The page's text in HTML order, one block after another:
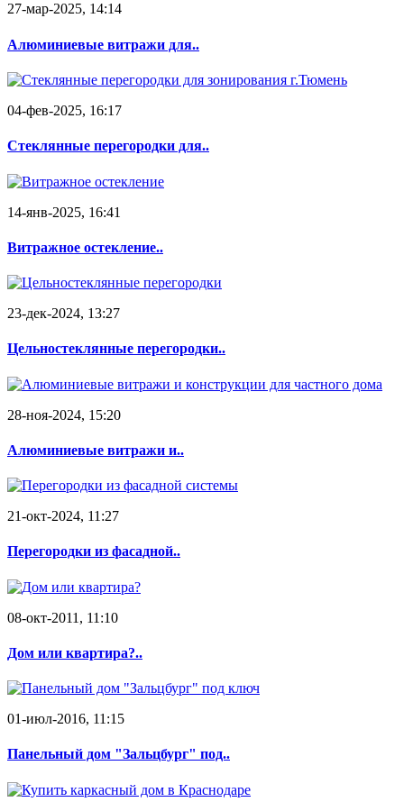
27-мар-2025, 14:14
Алюминиевые витражи для..
04-фев-2025, 16:17
Стеклянные перегородки для..
14-янв-2025, 16:41
Витражное остекление..
23-дек-2024, 13:27
Цельностеклянные перегородки..
28-ноя-2024, 15:20
Алюминиевые витражи и..
21-окт-2024, 11:27
Перегородки из фасадной..
08-окт-2011, 11:10
Дом или квартира?..
01-июл-2016, 11:15
Панельный дом "Зальцбург" под..